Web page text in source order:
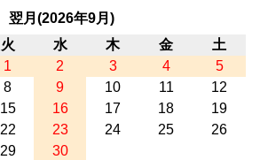
翌月(2026年9月)
火 水 木 金
土
1
2 3 4
5
8 9 10 11
12
15 16 17 18
19
22 23 24 25
26
29
30